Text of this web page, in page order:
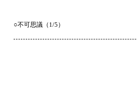
○不可思議（1/5）